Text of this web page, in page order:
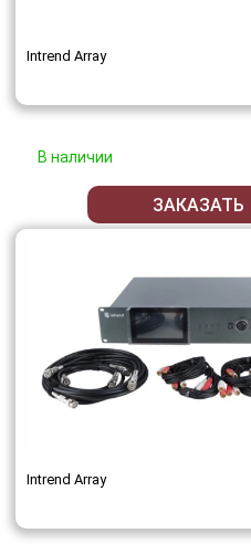
Intrend Array
В наличии
ЗАКАЗАТЬ
Intrend Array